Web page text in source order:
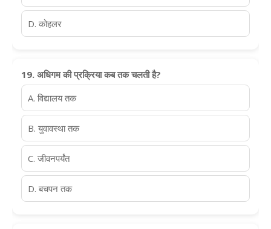
D. कोहलर
19. अधिगम की प्रक्रिया कब तक चलती है?
A. विद्यालय तक
B. युवावस्था तक
C. जीवनपर्यंत
D. बचपन तक